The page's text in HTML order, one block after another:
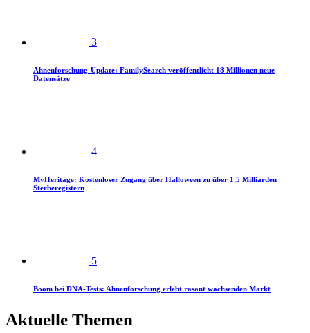
3
Ahnenforschung-Update: FamilySearch veröffentlicht 18 Millionen neue
Datensätze
4
MyHeritage: Kostenloser Zugang über Halloween zu über 1,5 Milliarden
Sterberegistern
5
Boom bei DNA-Tests: Ahnenforschung erlebt rasant wachsenden Markt
Aktuelle Themen